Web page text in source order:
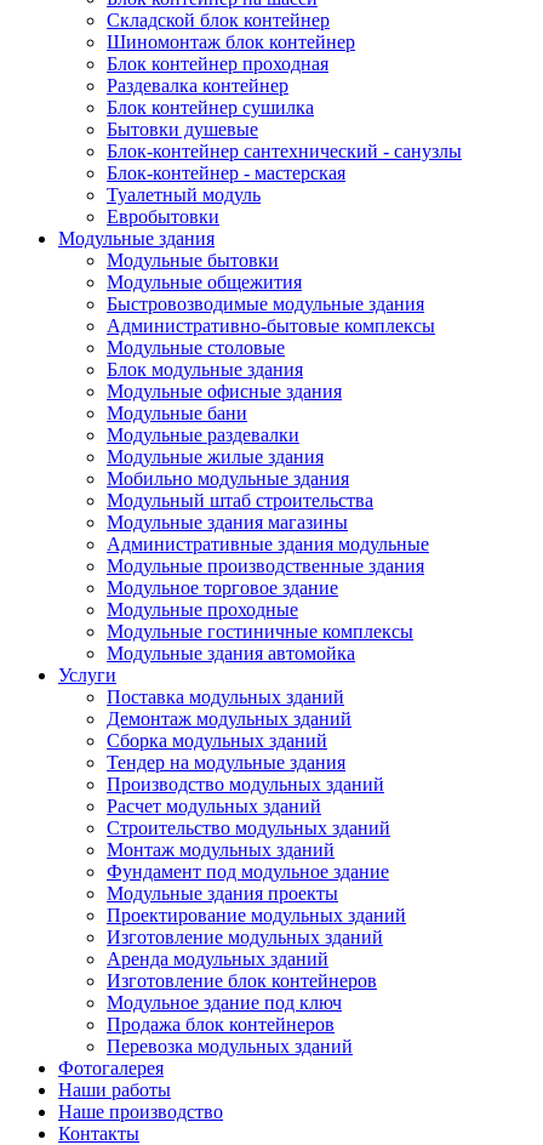
Складской блок контейнер
Шиномонтаж блок контейнер
Блок контейнер проходная
Раздевалка контейнер
Блок контейнер сушилка
Бытовки душевые
Блок-контейнер сантехнический - санузлы
Блок-контейнер - мастерская
Туалетный модуль
Евробытовки
Модульные здания
Модульные бытовки
Модульные общежития
Быстровозводимые модульные здания
Административно-бытовые комплексы
Модульные столовые
Блок модульные здания
Модульные офисные здания
Модульные бани
Модульные раздевалки
Модульные жилые здания
Мобильно модульные здания
Модульный штаб строительства
Модульные здания магазины
Административные здания модульные
Модульные производственные здания
Модульное торговое здание
Модульные проходные
Модульные гостиничные комплексы
Модульные здания автомойка
Услуги
Поставка модульных зданий
Демонтаж модульных зданий
Сборка модульных зданий
Тендер на модульные здания
Производство модульных зданий
Расчет модульных зданий
Строительство модульных зданий
Монтаж модульных зданий
Фундамент под модульное здание
Модульные здания проекты
Проектирование модульных зданий
Изготовление модульных зданий
Аренда модульных зданий
Изготовление блок контейнеров
Модульное здание под ключ
Продажа блок контейнеров
Перевозка модульных зданий
Фотогалерея
Наши работы
Наше производство
Контакты